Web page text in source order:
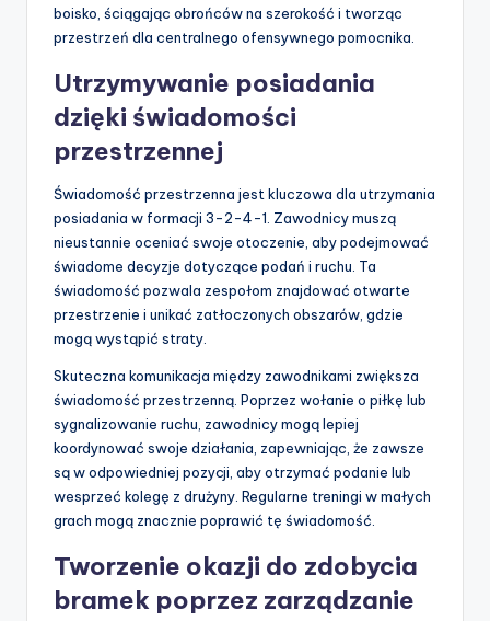
boisko, ściągając obrońców na szerokość i tworząc
przestrzeń dla centralnego ofensywnego pomocnika.
Utrzymywanie posiadania
dzięki świadomości
przestrzennej
Świadomość przestrzenna jest kluczowa dla utrzymania
posiadania w formacji 3-2-4-1. Zawodnicy muszą
nieustannie oceniać swoje otoczenie, aby podejmować
świadome decyzje dotyczące podań i ruchu. Ta
świadomość pozwala zespołom znajdować otwarte
przestrzenie i unikać zatłoczonych obszarów, gdzie
mogą wystąpić straty.
Skuteczna komunikacja między zawodnikami zwiększa
świadomość przestrzenną. Poprzez wołanie o piłkę lub
sygnalizowanie ruchu, zawodnicy mogą lepiej
koordynować swoje działania, zapewniając, że zawsze
są w odpowiedniej pozycji, aby otrzymać podanie lub
wesprzeć kolegę z drużyny. Regularne treningi w małych
grach mogą znacznie poprawić tę świadomość.
Tworzenie okazji do zdobycia
bramek poprzez zarządzanie